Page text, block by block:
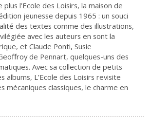
l’Ecole des Loisirs, la maison de
jeunesse depuis 1965 : un souci
des textes comme des illustrations,
avec les auteurs en sont la
et Claude Ponti, Susie
de Pennart, quelques-uns des
Avec sa collection de petits
albums, L’Ecole des Loisirs revisite
mécaniques classiques, le charme en